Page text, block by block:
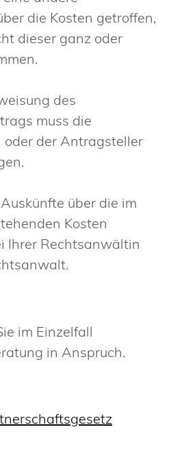
die Kosten getroffen,
dieser ganz oder
des
muss die
der Antragsteller
über die im
Kosten
Ihrer Rechtsanwältin
im Einzelfall
in Anspruch.